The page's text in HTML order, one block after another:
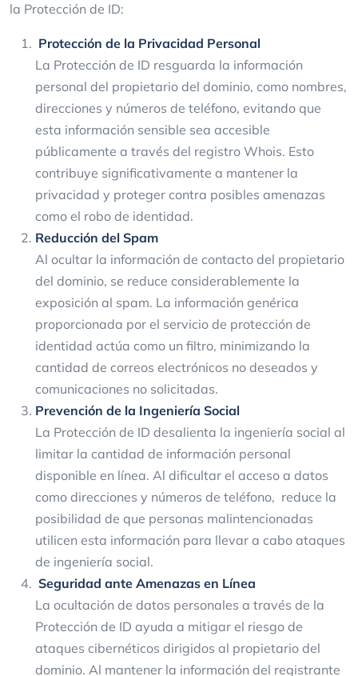
la Protección de ID:
Protección de la Privacidad Personal
La Protección de ID resguarda la información
personal del propietario del dominio, como nombres,
direcciones y números de teléfono, evitando que
esta información sensible sea accesible
públicamente a través del registro Whois. Esto
contribuye significativamente a mantener la
privacidad y proteger contra posibles amenazas
como el robo de identidad.
Reducción del Spam
Al ocultar la información de contacto del propietario
del dominio, se reduce considerablemente la
exposición al spam. La información genérica
proporcionada por el servicio de protección de
identidad actúa como un filtro, minimizando la
cantidad de correos electrónicos no deseados y
comunicaciones no solicitadas.
Prevención de la Ingeniería Social
La Protección de ID desalienta la ingeniería social al
limitar la cantidad de información personal
disponible en línea. Al dificultar el acceso a datos
como direcciones y números de teléfono, reduce la
posibilidad de que personas malintencionadas
utilicen esta información para llevar a cabo ataques
de ingeniería social.
Seguridad ante Amenazas en Línea
La ocultación de datos personales a través de la
Protección de ID ayuda a mitigar el riesgo de
ataques cibernéticos dirigidos al propietario del
dominio. Al mantener la información del registrante